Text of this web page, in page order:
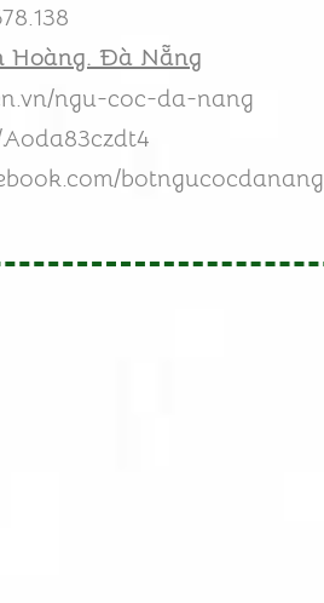
Hoàng. Đà Nẵng
ngu-coc-da-nang
botngucocdanang